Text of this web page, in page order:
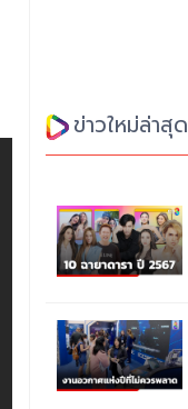
ข่าวใหม่ล่าสุด